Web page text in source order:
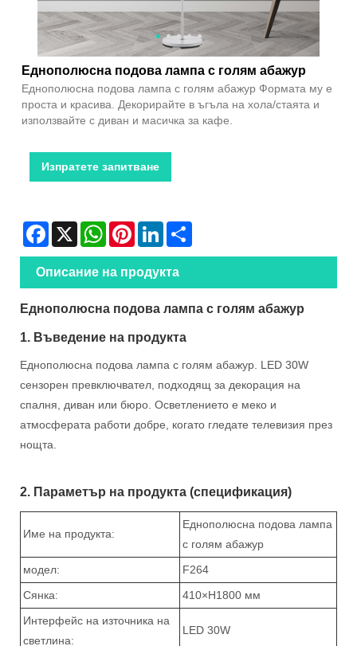
Еднополюсна подова лампа с голям абажур
Еднополюсна подова лампа с голям абажур Формата му е
проста и красива. Декорирайте в ъгъла на хола/стаята и
използвайте с диван и масичка за кафе.
Изпратете запитване
Facebook
X WhatsAppPinterestLinkedIn
Описание на продукта
Еднополюсна подова лампа с голям абажур
1. Въведение на продукта
Еднополюсна подова лампа с голям абажур. LED 30W
сензорен превключвател, подходящ за декорация на
спалня, диван или бюро. Осветлението е меко и
атмосферата работи добре, когато гледате телевизия през
нощта.
2. Параметър на продукта (спецификация)
Име на продукта:
Еднополюсна подова лампа
с голям абажур
модел:
F264
Сянка:
410×H1800 мм
Интерфейс на източника на
светлина:
LED 30W